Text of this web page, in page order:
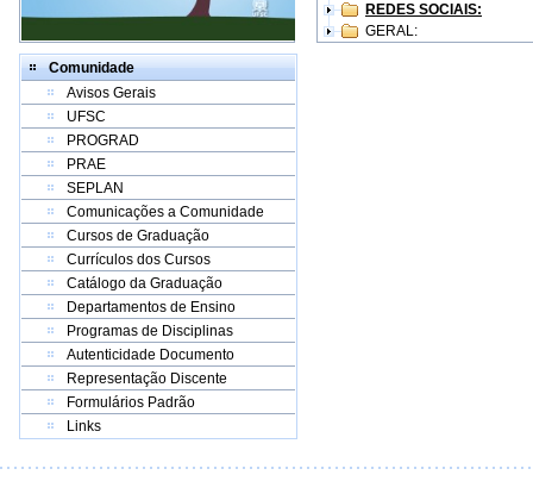
Comunidade
Avisos Gerais
UFSC
PROGRAD
PRAE
SEPLAN
Comunicações a Comunidade
Cursos de Graduação
Currículos dos Cursos
Catálogo da Graduação
Departamentos de Ensino
Programas de Disciplinas
Autenticidade Documento
Representação Discente
Formulários Padrão
Links
REDES SOCIAIS:
GERAL: